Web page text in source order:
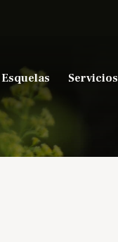
Esquelas Servicios